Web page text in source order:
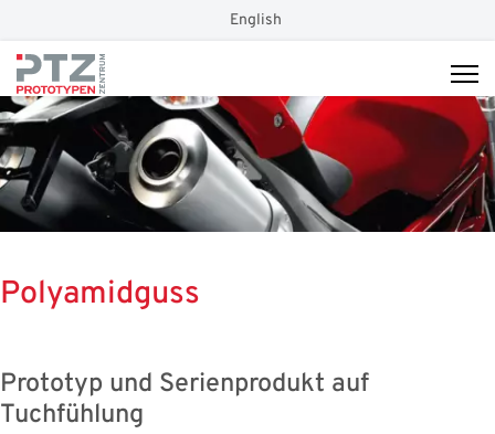
Sprache auswählen
English
Polyamidguss
Prototyp und Serienprodukt auf
Tuchfühlung